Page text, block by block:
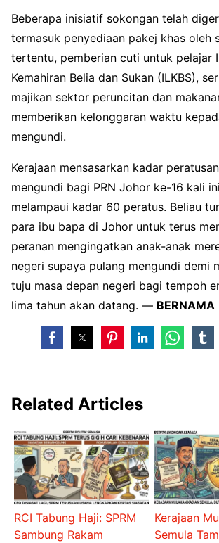
Beberapa inisiatif sokongan telah
termasuk penyediaan pakej khas oleh
tertentu, pemberian cuti untuk pelajar
Kemahiran Belia dan Sukan (ILKBS),
majikan sektor peruncitan dan
memberikan kelonggaran waktu
mengundi.
Kerajaan mensasarkan kadar
mengundi bagi PRN Johor ke-16 kali
melampaui kadar 60 peratus. Beliau
para ibu bapa di Johor untuk terus
peranan mengingatkan anak-anak
negeri supaya pulang mengundi demi
tuju masa depan negeri bagi tempoh
lima tahun akan datang. — BERNAMA
Related Articles
RCI Tabung Haji: SPRM
Sambung Rakam
Kerajaan
Semula